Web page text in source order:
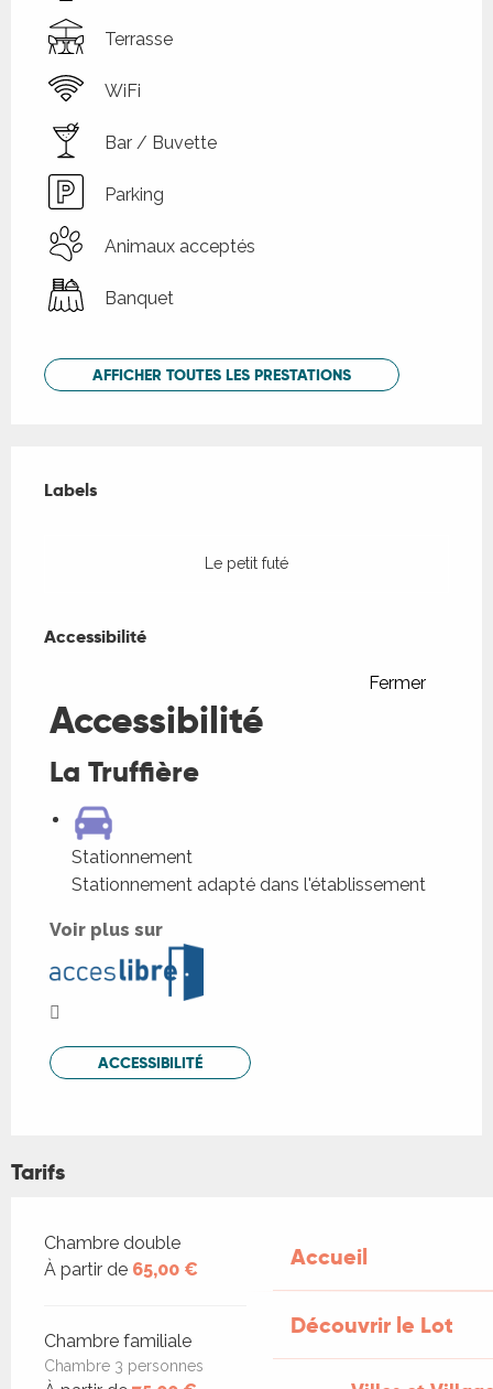
Accueil
Découvrir le Lot
Terrasse
WiFi
Bar / Buvette
Parking
Animaux acceptés
Banquet
AFFICHER TOUTES LES PRESTATIONS
Labels
Labels
Le petit futé
Accessibilité
Fermer
Accessibilité
La Truffière
Stationnement
Stationnement adapté dans l'établissement
Voir plus sur
ACCESSIBILITÉ
Tarifs
Tarifs 2026
Chambre double
À partir de 65,00 €
Chambre familiale
Chambre 3 personnes